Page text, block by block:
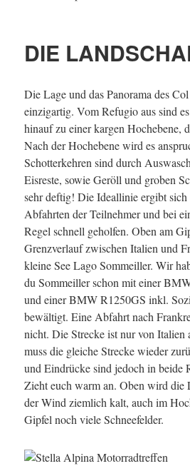
DIE
Die Lage und das Panorama des
einzigartig. Vom Refugio aus sind
hinauf zu einer kargen Hochebene,
Nach der Hochebene wird es
Schotterkehren sind durch
Eisreste, sowie Geröll und groben
sehr deftig! Die Ideallinie ergibt
Abfahrten der Teilnehmer und bei
Regel schnell geholfen. Oben am
Grenzverlauf zwischen Italien und
kleine See Lago Sommeiller. Wir
du Sommeiller schon mit einer
und einer BMW R1250GS inkl.
bewältigt. Eine Abfahrt nach
nicht. Die Strecke ist nur von Italien
muss die gleiche Strecke wieder
und Eindrücke sind jedoch in beide
Zieht euch warm an. Oben wird
der Wind ziemlich kalt, auch im
Gipfel noch viele Schneefelder.